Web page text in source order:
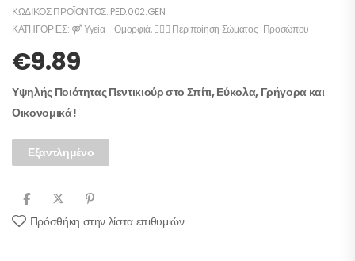
ΚΩΔΙΚΌΣ ΠΡΟΪΌΝΤΟΣ: PED.002.GEN
ΚΑΤΗΓΟΡΊΕΣ: ⚤ Υγεία - Ομορφιά,💆🏻‍♀️ Περιποίηση Σώματος-Προσώπου
€9.89
Υψηλής Ποιότητας Πεντικιούρ στο Σπίτι, Εύκολα, Γρήγορα και
Οικονομικά!
Εξαντλημένο
Πρόσθήκη στην λίστα επιθυμιών